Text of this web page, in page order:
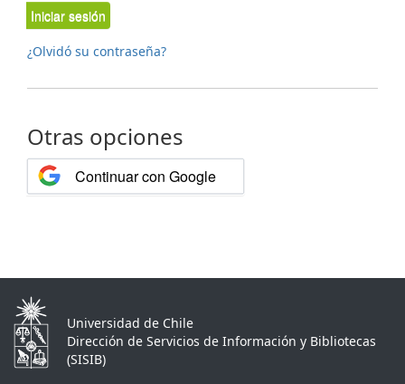
Iniciar sesión
¿Olvidó su contraseña?
Otras opciones
Continuar con Google
Universidad de Chile
Dirección de Servicios de Información y Bibliotecas
(SISIB)